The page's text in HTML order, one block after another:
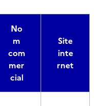
No
m
com
mer
cial
Site
inte
rnet